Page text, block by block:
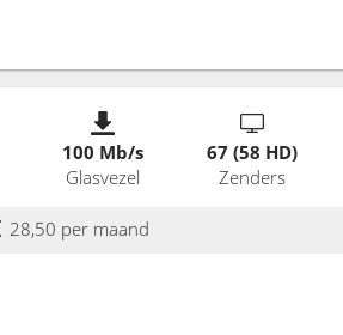
100 Mb/s
Glasvezel
67 (58 HD)
Zenders
28,50 per maand